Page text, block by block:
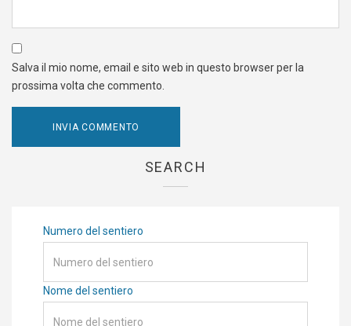
Salva il mio nome, email e sito web in questo browser per la
prossima volta che commento.
SEARCH
Numero del sentiero
Nome del sentiero